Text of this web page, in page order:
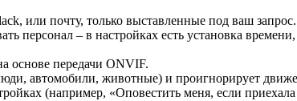
или почту, только выставленные под ваш запрос.
персонал – в настройках есть установка
основе передачи ONVIF.
автомобили, животные) и проигнорирует
(например, «Оповеcтить меня, если